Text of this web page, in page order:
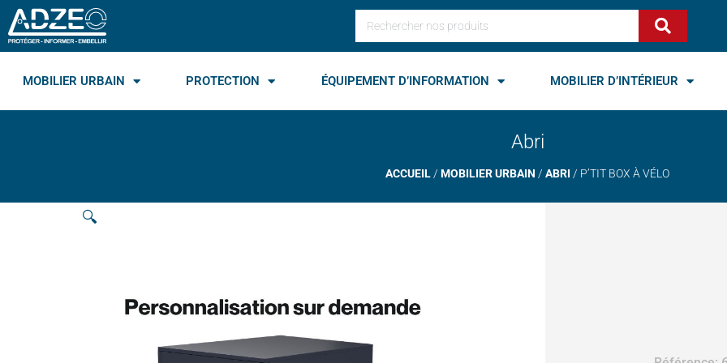
Aller
au
contenu
Rechercher
MOBILIER URBAIN PROTECTION ÉQUIPEMENT D’INFORMATION MOBILIER D’INTÉRIEUR
Abri
ACCUEIL / MOBILIER URBAIN / ABRI / P’TIT BOX À VÉLO
🔍